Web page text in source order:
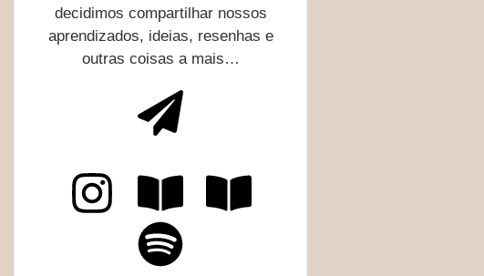
decidimos compartilhar nossos
aprendizados, ideias, resenhas e
outras coisas a mais…